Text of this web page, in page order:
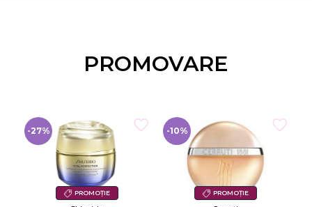
PROMOVARE
PROMOȚIE
-27%
PROMOȚIE
-10%